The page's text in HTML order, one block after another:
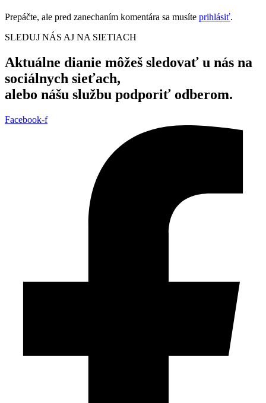
Prepáčte, ale pred zanechaním komentára sa musíte prihlásiť.
SLEDUJ NÁS AJ NA SIETIACH
Aktuálne dianie môžeš sledovať u nás na
sociálnych sieťach,
alebo nášu službu podporiť odberom.
Facebook-f